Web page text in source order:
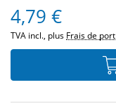
4,79 €
TVA incl., plus Frais de port